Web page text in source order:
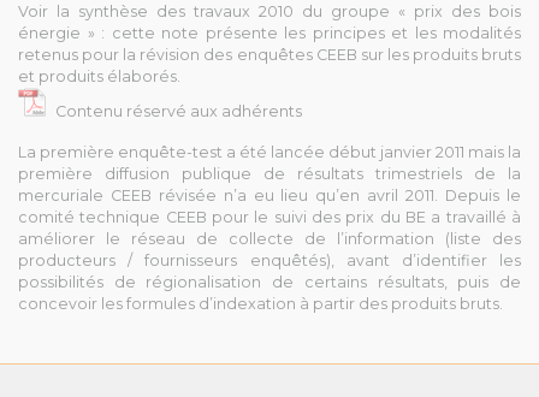
Voir la synthèse des travaux 2010 du groupe « prix des bois
énergie » : cette note présente les principes et les modalités
retenus pour la révision des enquêtes CEEB sur les produits bruts
et produits élaborés.
Contenu réservé aux adhérents
La première enquête-test a été lancée début janvier 2011 mais la
première diffusion publique de résultats trimestriels de la
mercuriale CEEB révisée n’a eu lieu qu’en avril 2011. Depuis le
comité technique CEEB pour le suivi des prix du BE a travaillé à
améliorer le réseau de collecte de l’information (liste des
producteurs / fournisseurs enquêtés), avant d’identifier les
possibilités de régionalisation de certains résultats, puis de
concevoir les formules d’indexation à partir des produits bruts.